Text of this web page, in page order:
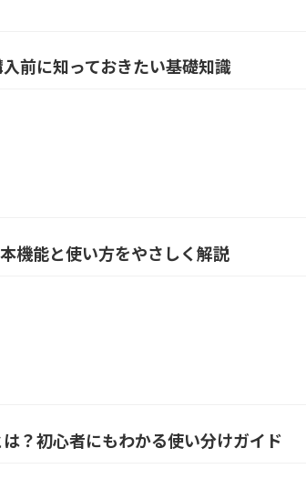
前に知っておきたい基礎知識
機能と使い方をやさしく解説
？初心者にもわかる使い分けガイド